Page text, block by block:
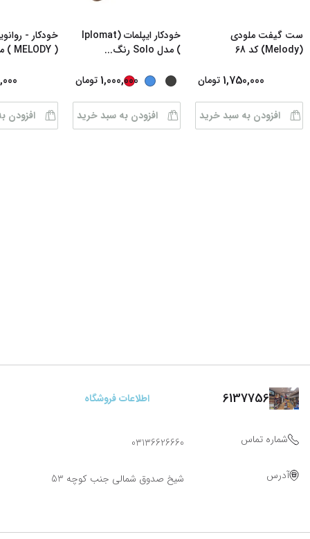
ست گیفت ملودی
(Melody) کد 68
1,750,000 تومان
افزودن به سبد خرید
خودکار ایپلمات (Iplomat
) مدل Solo رنگ
...
1,000,000 تومان
افزودن به سبد خرید
خودکار -
( MELODY ) مدل
افزودن
6137756 اطلاعات فروشگاه
شماره تماس 03136626660
آدرس شیخ صدوق شمالی جنب کوچه 53